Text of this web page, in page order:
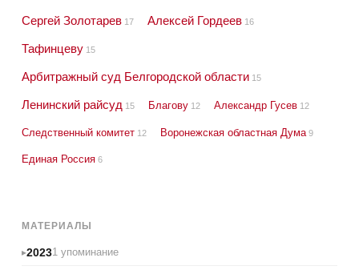
Сергей Золотарев 17 Алексей Гордеев 16
Тафинцеву 15
Арбитражный суд Белгородской области 15
Ленинский райсуд 15 Благову 12 Александр Гусев 12
Следственный комитет 12 Воронежская областная Дума 9
Единая Россия 6
МАТЕРИАЛЫ
20231 упоминание